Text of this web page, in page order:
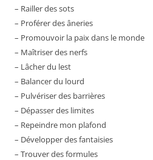
– Railler des sots
– Proférer des âneries
– Promouvoir la paix dans le monde
– Maîtriser des nerfs
– Lâcher du lest
– Balancer du lourd
– Pulvériser des barrières
– Dépasser des limites
– Repeindre mon plafond
– Développer des fantaisies
– Trouver des formules